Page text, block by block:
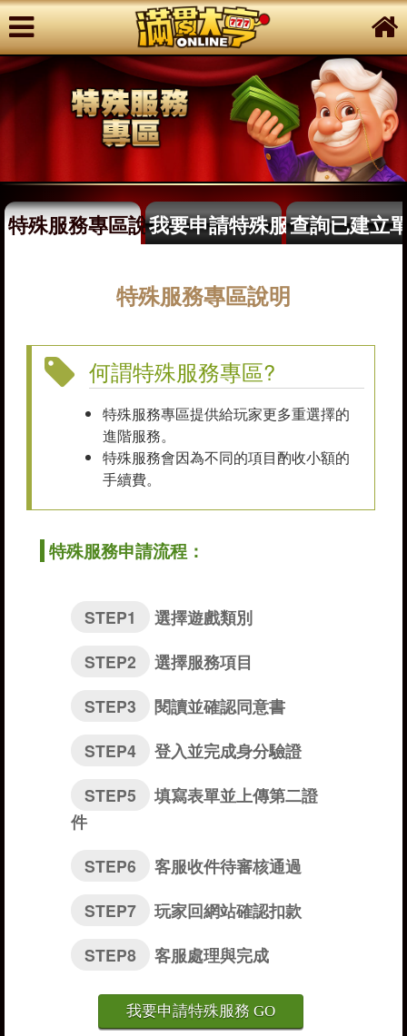
特殊服務專區說明我要申請特殊服務查詢已建立
特殊服務專區說明
何謂特殊服務專區?
特殊服務專區提供給玩家更多重選擇的
進階服務。
特殊服務會因為不同的項目酌收小額的
手續費。
特殊服務申請流程：
STEP1
選擇遊戲類別
STEP2
選擇服務項目
STEP3
閱讀並確認同意書
STEP4
登入並完成身分驗證
STEP5
填寫表單並上傳第二證
件
STEP6
客服收件待審核通過
STEP7
玩家回網站確認扣款
STEP8
客服處理與完成
我要申請特殊服務 GO